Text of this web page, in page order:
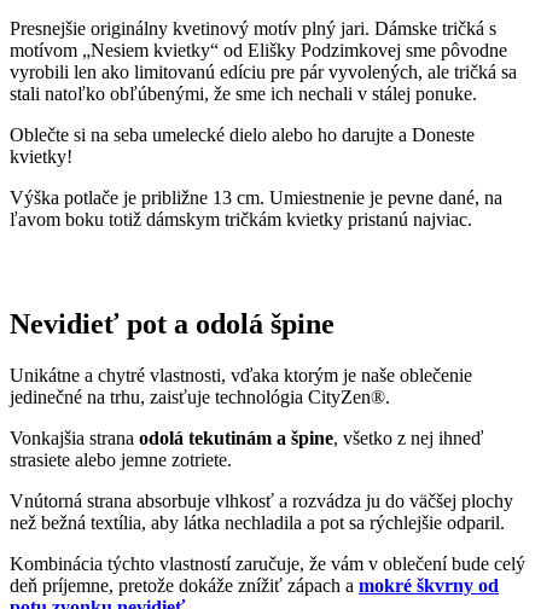
Presnejšie originálny kvetinový motív plný jari. Dámske tričká s
motívom „Nesiem kvietky“ od Elišky Podzimkovej sme pôvodne
vyrobili len ako limitovanú edíciu pre pár vyvolených, ale tričká sa
stali natoľko obľúbenými, že sme ich nechali v stálej ponuke.
Oblečte si na seba umelecké dielo alebo ho darujte a Doneste
kvietky!
Výška potlače je približne 13 cm. Umiestnenie je pevne dané, na
ľavom boku totiž dámskym tričkám kvietky pristanú najviac.
Nevidieť pot a odolá špine
Unikátne a chytré vlastnosti, vďaka ktorým je naše oblečenie
jedinečné na trhu, zaisťuje technológia CityZen®.
Vonkajšia strana odolá tekutinám a špine, všetko z nej ihneď
strasiete alebo jemne zotriete.
Vnútorná strana absorbuje vlhkosť a rozvádza ju do väčšej plochy
než bežná textília, aby látka nechladila a pot sa rýchlejšie odparil.
Kombinácia týchto vlastností zaručuje, že vám v oblečení bude celý
deň príjemne, pretože dokáže znížiť zápach a mokré škvrny od